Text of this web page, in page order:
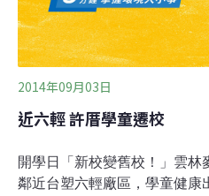
中心亦將嬰幼兒及國小學童歸
對孩童的發育將造成嚴重影響
2014年09月03日
近六輕 許厝學童遷校
開學日「新校變舊校！」雲林
鄰近台塑六輕廠區，學童健康